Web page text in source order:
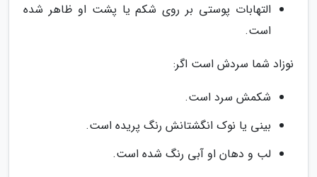
التهابات پوستی بر روی شکم یا پشت او ظاهر شده
است.
نوزاد شما سردش است اگر:
شکمش سرد است.
بینی یا نوک انگشتانش رنگ پریده است.
لب و دهان او آبی رنگ شده است.